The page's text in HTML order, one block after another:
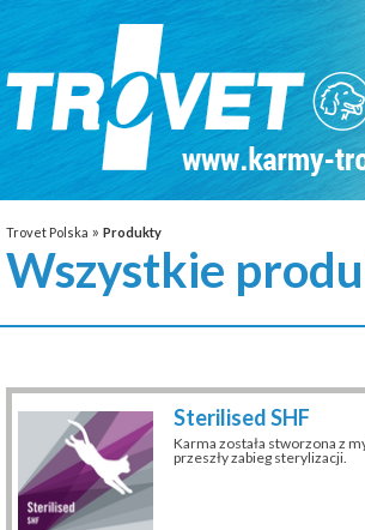
Trovet Polska » Produkty
Wszystkie
Sterilised SHF
Karma została stworzona z
przeszły zabieg sterylizacji.